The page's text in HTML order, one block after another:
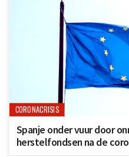
CORONACRISIS
Spanje onder vuur door
herstelfondsen na de